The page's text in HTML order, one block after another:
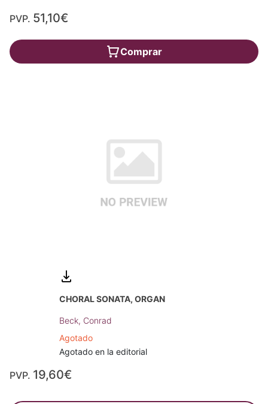
PVP. 51,10€
Comprar
CHORAL SONATA, ORGAN
Beck, Conrad
Agotado
Agotado en la editorial
PVP. 19,60€